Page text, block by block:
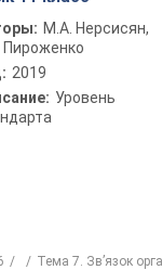
М.А. Нерсисян,
Пироженко
2019
Уровень
Тема 7. Зв’язок